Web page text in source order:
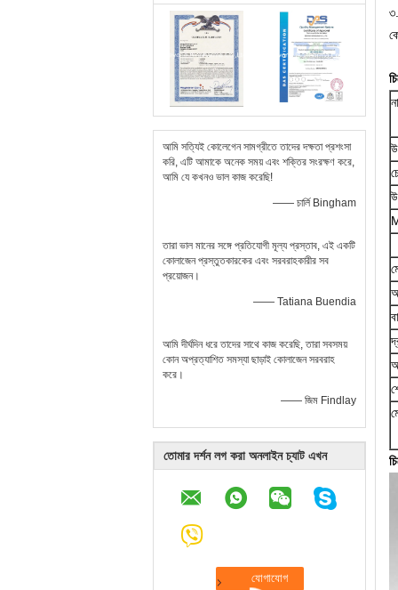
আমি সত্যিই কোলেগেন সামগ্রীতে তাদের দক্ষতা প্রশংসা
করি, এটি আমাকে অনেক সময় এবং শক্তির সংরক্ষণ করে,
আমি যে কখনও ভাল কাজ করেছি!
—— চার্লি Bingham
তারা ভাল মানের সঙ্গে প্রতিযোগী মূল্য প্রস্তাব, এই একটি
কোলাজেন প্রস্তুতকারকের এবং সরবরাহকারীর সব
প্রয়োজন।
—— Tatiana Buendia
আমি দীর্ঘদিন ধরে তাদের সাথে কাজ করেছি, তারা সবসময়
কোন অপ্রত্যাশিত সমস্যা ছাড়াই কোলাজেন সরবরাহ
করে।
—— জিম Findlay
তোমার দর্শন লগ করা অনলাইন চ্যাট এখন